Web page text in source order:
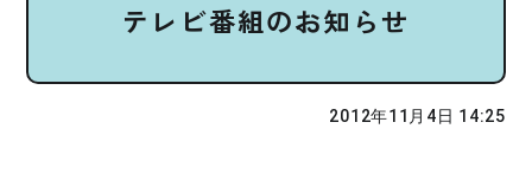
テレビ番組のお知らせ
2012年11月4日 14:25